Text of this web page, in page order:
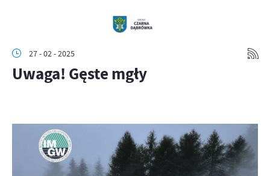
27 - 02 - 2025
Uwaga! Gęste mgły